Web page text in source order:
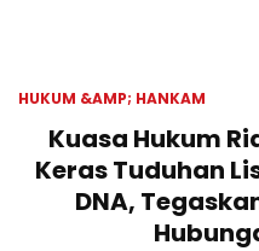
HUKUM &AMP; HANKAM
Kuasa Hukum
Keras Tuduhan
DNA,